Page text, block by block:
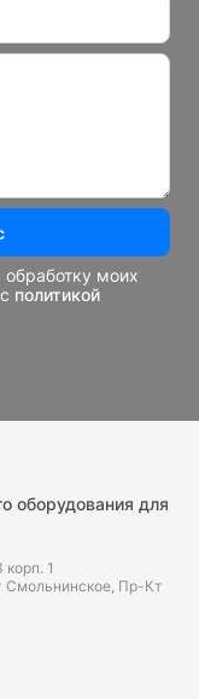
моих
политикой
оборудования для
1
Смольнинское, Пр-Кт